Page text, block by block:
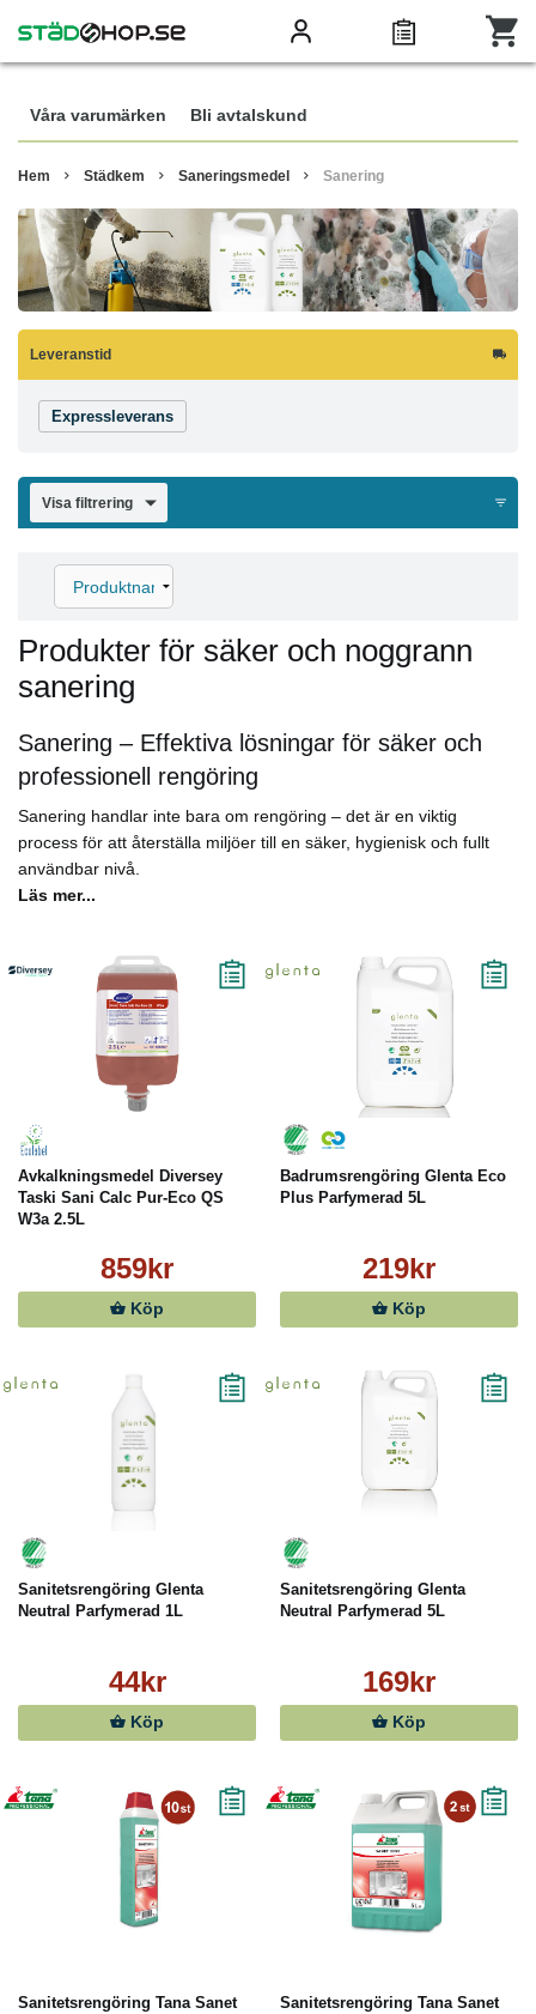
Våra varumärken Bli avtalskund
Hem Städkem Saneringsmedel Sanering
Leveranstid
Expressleverans
Visa filtrering
Produkter för säker och noggrann
sanering
Sanering – Effektiva lösningar för säker och
professionell rengöring
Sanering handlar inte bara om rengöring – det är en viktig
process för att återställa miljöer till en säker, hygienisk och fullt
användbar nivå.
Läs mer...
Avkalkningsmedel Diversey
Taski Sani Calc Pur-Eco QS
W3a 2.5L
859kr
Köp
Badrumsrengöring Glenta Eco
Plus Parfymerad 5L
219kr
Köp
Sanitetsrengöring Glenta
Neutral Parfymerad 1L
44kr
Köp
Sanitetsrengöring Glenta
Neutral Parfymerad 5L
169kr
Köp
Sanitetsrengöring Tana Sanet
Sanitetsrengöring Tana Sanet